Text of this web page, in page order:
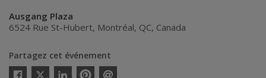
Ausgang Plaza
6524 Rue St-Hubert, Montréal, QC, Canada
Partagez cet événement
Twitter